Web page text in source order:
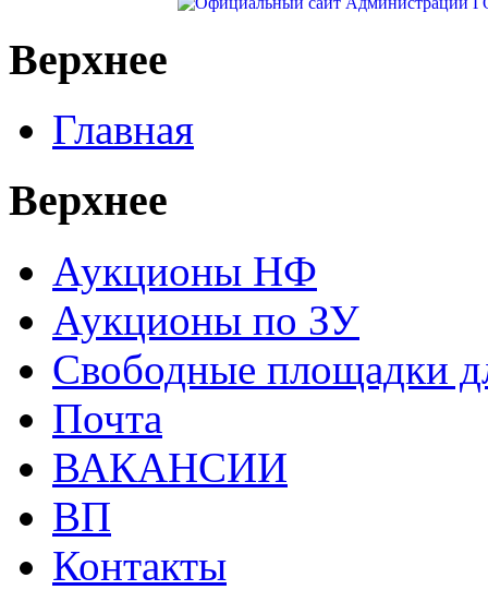
Верхнее
Главная
Верхнее
Аукционы НФ
Аукционы по ЗУ
Свободные площадки
Почта
ВАКАНСИИ
ВП
Контакты